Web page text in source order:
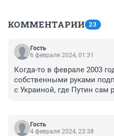
КОММЕНТАРИИ 23
Гость
6 февраля 2024, 01:31
Когда-то в феврале 2003
собственными руками
с Украиной, где Путин сам
раз ратифицировал свой
Ратифицирован
Гость
4 февраля 2024, 23:38